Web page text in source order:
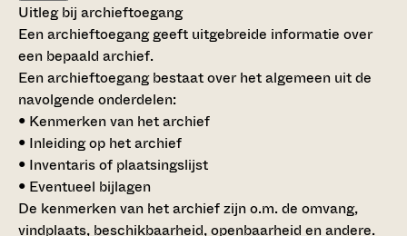
Uitleg bij archieftoegang
Een archieftoegang geeft uitgebreide informatie over
een bepaald archief.
Een archieftoegang bestaat over het algemeen uit de
navolgende onderdelen:
• Kenmerken van het archief
• Inleiding op het archief
• Inventaris of plaatsingslijst
• Eventueel bijlagen
De kenmerken van het archief zijn o.m. de omvang,
vindplaats, beschikbaarheid, openbaarheid en andere.